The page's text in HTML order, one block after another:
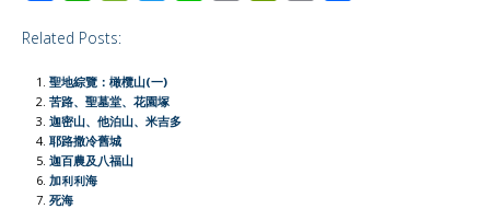
c
e
b
o
o
k
a
t
s
A
p
p
h
a
t
t
e
Related Posts:
聖地綜覽：橄欖山(一)
苦路、聖墓堂、花園塚
迦密山、他泊山、米吉多
耶路撒冷舊城
迦百農及八福山
加利利海
死海